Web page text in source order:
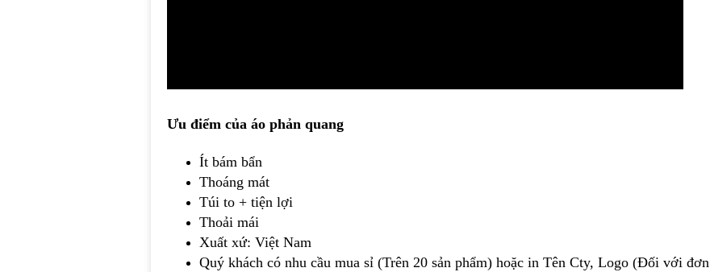
Ưu điểm của áo phản quang
Ít bám bẩn
Thoáng mát
Túi to + tiện lợi
Thoải mái
Xuất xứ: Việt Nam
Quý khách có nhu cầu mua sỉ (Trên 20 sản phẩm) hoặc in Tên Cty, Logo (Đối với đơn